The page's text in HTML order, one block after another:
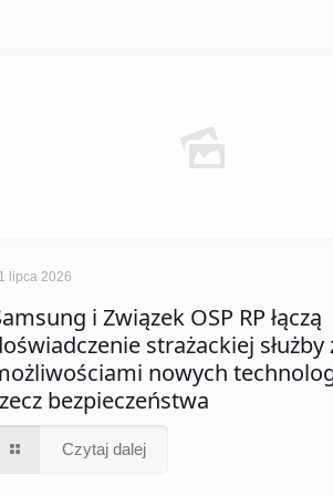
lipca 2026
i Związek OSP RP łączą
strażackiej służby
nowych
bezpieczeństwa
Czytaj dalej